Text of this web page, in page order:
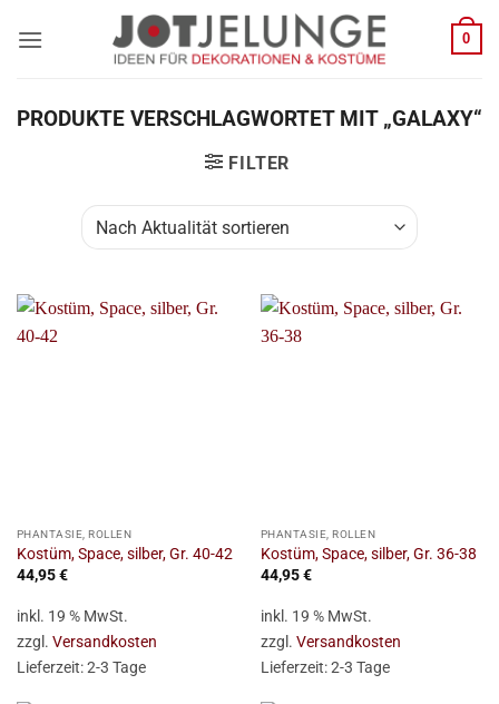
Inhalt
0
PRODUKTE VERSCHLAGWORTET MIT „GALAXY“
FILTER
PHANTASIE, ROLLEN
Kostüm, Space, silber, Gr. 40-42
44,95€
inkl. 19 % MwSt.
zzgl. Versandkosten
Lieferzeit:2-3 Tage
PHANTASIE, ROLLEN
Kostüm, Space, silber, Gr. 36-38
44,95€
inkl. 19 % MwSt.
zzgl. Versandkosten
Lieferzeit:2-3 Tage